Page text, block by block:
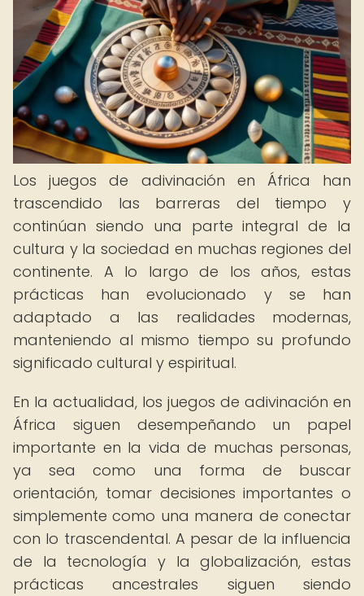
Los juegos de adivinación en África han
trascendido las barreras del tiempo y
continúan siendo una parte integral de la
cultura y la sociedad en muchas regiones del
continente. A lo largo de los años, estas
prácticas han evolucionado y se han
adaptado a las realidades modernas,
manteniendo al mismo tiempo su profundo
significado cultural y espiritual.
En la actualidad, los juegos de adivinación en
África siguen desempeñando un papel
importante en la vida de muchas personas,
ya sea como una forma de buscar
orientación, tomar decisiones importantes o
simplemente como una manera de conectar
con lo trascendental. A pesar de la influencia
de la tecnología y la globalización, estas
prácticas ancestrales siguen siendo